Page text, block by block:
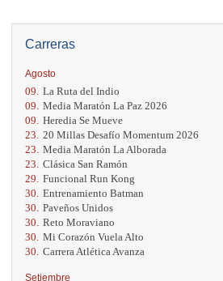
Carreras
Agosto
09. La Ruta del Indio
09. Media Maratón La Paz 2026
09. Heredia Se Mueve
23. 20 Millas Desafío Momentum 2026
23. Media Maratón La Alborada
23. Clásica San Ramón
29. Funcional Run Kong
30. Entrenamiento Batman
30. Paveños Unidos
30. Reto Moraviano
30. Mi Corazón Vuela Alto
30. Carrera Atlética Avanza
Setiembre